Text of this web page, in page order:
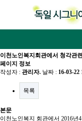
이천노인복지회관에서 청각관
페이지 정보
작성자 : 관리자. 날짜 : 16-03-22
목록
본문
이천노인복지 회관에서 2016년